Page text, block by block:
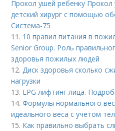
Прокол ушей ребенку
детский хирург с помощью
Система-75
11. 10 правил питания в
Senior Group. Роль
здоровья пожилых людей
12.Диск здоровья сколько
нагрузки
13. LPG лифтинг лица.
14.Формулы нормального
идеального веса с учетом
15. Как правильно выбрать